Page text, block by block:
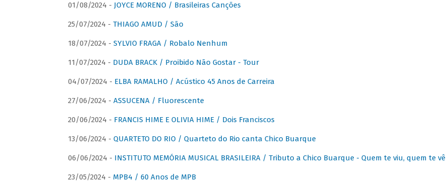
01/08/2024 - JOYCE MORENO / Brasileiras Canções
25/07/2024 - THIAGO AMUD / São
18/07/2024 - SYLVIO FRAGA / Robalo Nenhum
11/07/2024 - DUDA BRACK / Proibido Não Gostar - Tour
04/07/2024 - ELBA RAMALHO / Acústico 45 Anos de Carreira
27/06/2024 - ASSUCENA / Fluorescente
20/06/2024 - FRANCIS HIME E OLIVIA HIME / Dois Franciscos
13/06/2024 - QUARTETO DO RIO / Quarteto do Rio canta Chico Buarque
06/06/2024 - INSTITUTO MEMÓRIA MUSICAL BRASILEIRA / Tributo a Chico Buarque - Quem te viu, quem te vê
23/05/2024 - MPB4 / 60 Anos de MPB